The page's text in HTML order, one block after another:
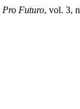
Pro Futuro, vol. 3,